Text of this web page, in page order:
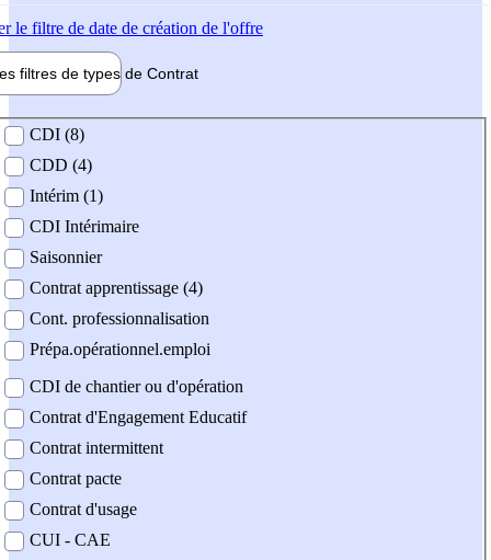
le filtre de date de création de l'offre
filtres de types de Contrat
contrat
CDI (8)
CDD (4)
Intérim (1)
CDI Intérimaire
Saisonnier
Contrat apprentissage (4)
Cont. professionnalisation
Prépa.opérationnel.emploi
CDI de chantier ou d'opération
Contrat d'Engagement Educatif
Contrat intermittent
Contrat pacte
Contrat d'usage
CUI - CAE